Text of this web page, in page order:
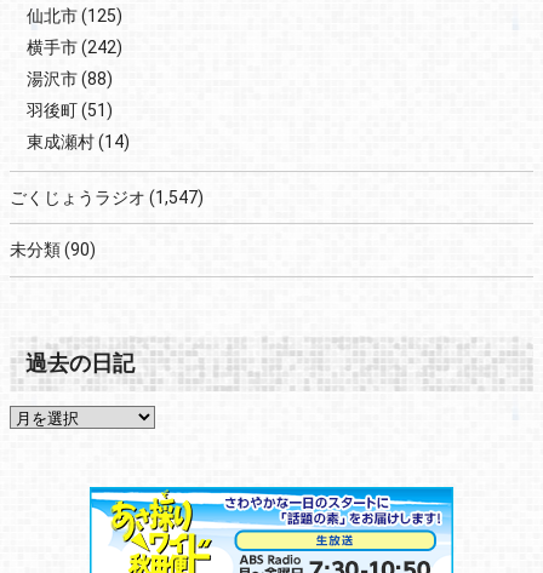
仙北市(125)
横手市(242)
湯沢市(88)
羽後町(51)
東成瀬村(14)
ごくじょうラジオ (1,547)
未分類(90)
過去の日記